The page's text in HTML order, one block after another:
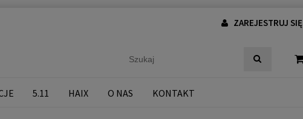
ZAREJESTRUJ SIĘ
5.11 HAIX O NAS KONTAKT